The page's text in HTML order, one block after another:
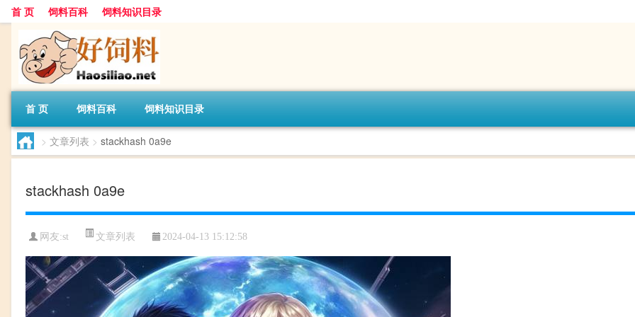
首 页 饲料百科 饲料知识目录
首 页 饲料百科 饲料知识目录
> 文章列表 > stackhash 0a9e
stackhash 0a9e
网友:st 文章列表 2024-04-13 15:12:58